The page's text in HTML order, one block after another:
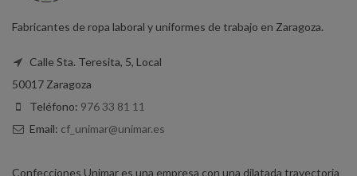
Fabricantes de ropa laboral y uniformes de trabajo en Zaragoza.
Calle Sta. Teresita, 5, Local
50017 Zaragoza
Teléfono: 976 33 81 11
Email: cf_unimar@unimar.es
Confecciones Unimar es una empresa con una dilatada trayectoria